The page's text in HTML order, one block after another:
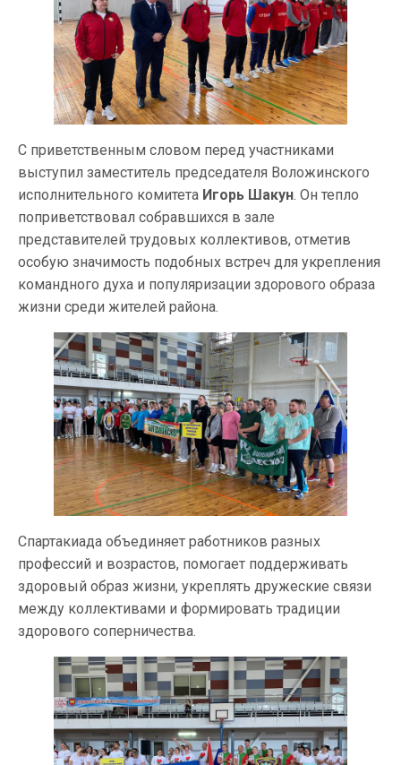
С приветственным словом перед участниками
выступил заместитель председателя Воложинского
исполнительного комитета Игорь Шакун. Он тепло
поприветствовал собравшихся в зале
представителей трудовых коллективов, отметив
особую значимость подобных встреч для укрепления
командного духа и популяризации здорового образа
жизни среди жителей района.
Спартакиада объединяет работников разных
профессий и возрастов, помогает поддерживать
здоровый образ жизни, укреплять дружеские связи
между коллективами и формировать традиции
здорового соперничества.